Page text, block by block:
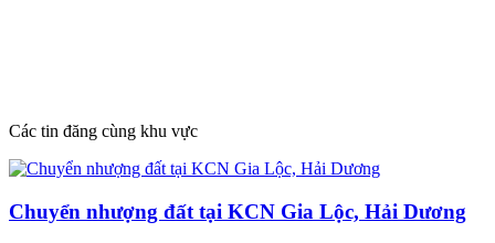
Các tin đăng cùng khu vực
Chuyển nhượng đất tại KCN Gia Lộc, Hải Dương